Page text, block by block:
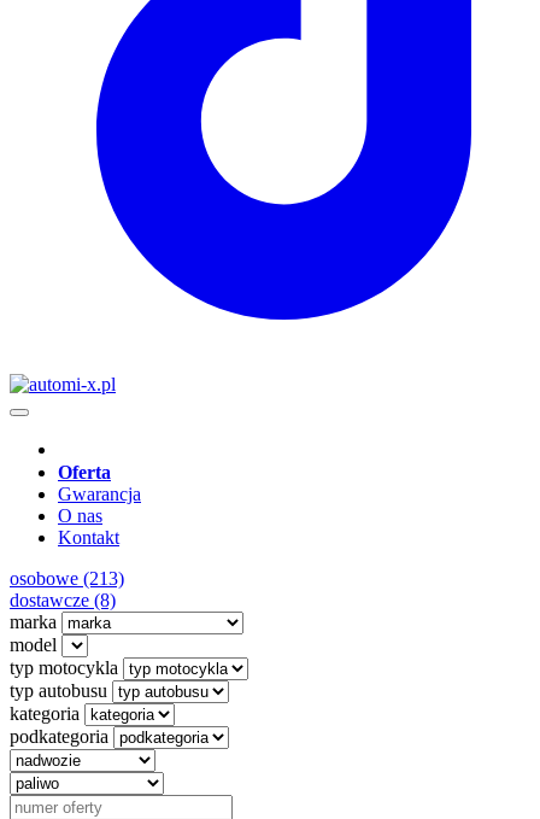
Oferta
Gwarancja
O nas
Kontakt
osobowe (213)
dostawcze (8)
marka
model
typ motocykla
typ autobusu
kategoria
podkategoria